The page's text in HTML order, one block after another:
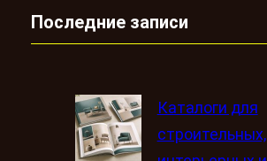
Последние записи
Каталоги для
строительных,